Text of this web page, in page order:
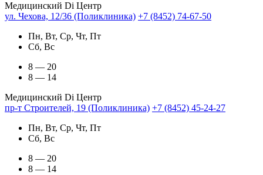
Медицинский Di Центр
ул. Чехова, 12/36 (Поликлиника) +7 (8452) 74-67-50
Пн, Вт, Ср, Чт, Пт
Сб, Вс
8 — 20
8 — 14
Медицинский Di Центр
пр-т Строителей, 19 (Поликлиника) +7 (8452) 45-24-27
Пн, Вт, Ср, Чт, Пт
Сб, Вс
8 — 20
8 — 14